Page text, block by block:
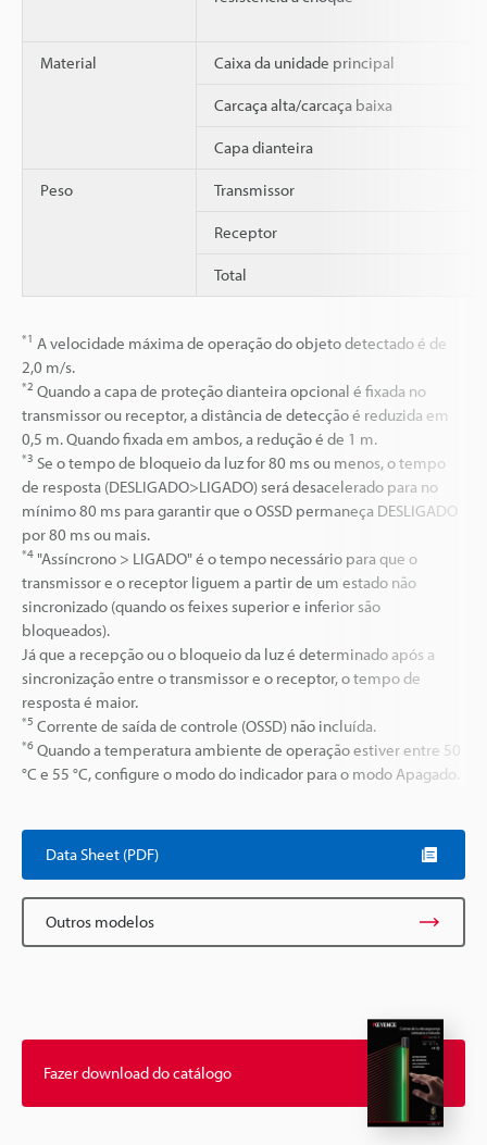
Material Caixa da unidade principal
Carcaça alta/carcaça baixa
Capa dianteira
Peso Transmissor
Receptor
Total
*1 A velocidade máxima de operação do objeto detectado é de
2,0 m/s.
*2 Quando a capa de proteção dianteira opcional é fixada no
transmissor ou receptor, a distância de detecção é reduzida em
0,5 m. Quando fixada em ambos, a redução é de 1 m.
*3 Se o tempo de bloqueio da luz for 80 ms ou menos, o tempo
de resposta (DESLIGADO>LIGADO) será desacelerado para no
mínimo 80 ms para garantir que o OSSD permaneça DESLIGADO
por 80 ms ou mais.
*4 "Assíncrono > LIGADO" é o tempo necessário para que o
transmissor e o receptor liguem a partir de um estado não
sincronizado (quando os feixes superior e inferior são
bloqueados).
Já que a recepção ou o bloqueio da luz é determinado após a
sincronização entre o transmissor e o receptor, o tempo de
resposta é maior.
*5 Corrente de saída de controle (OSSD) não incluída.
*6 Quando a temperatura ambiente de operação estiver entre 50
°C e 55 °C, configure o modo do indicador para o modo Apagado.
Data Sheet (PDF)
Outros modelos
Fazer download do catálogo